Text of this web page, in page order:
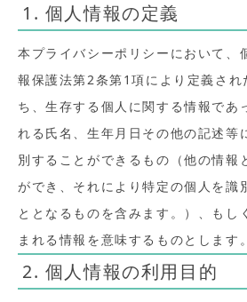
1. 個人情報の定義
本プライバシーポリシーにおいて、
報保護法第2条第1項により定義され
ち、生存する個人に関する情報であ
れる氏名、生年月日その他の記述等
別することができるもの（他の情報
ができ、それにより特定の個人を識
ととなるものを含みます。）、もし
まれる情報を意味するものとします。
2. 個人情報の利用目的